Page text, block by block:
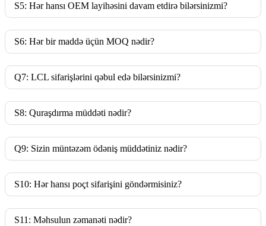
S5: Hər hansı OEM layihəsini davam etdirə bilərsinizmi?
S6: Hər bir maddə üçün MOQ nədir?
Q7: LCL sifarişlərini qəbul edə bilərsinizmi?
S8: Quraşdırma müddəti nədir?
Q9: Sizin müntəzəm ödəniş müddətiniz nədir?
S10: Hər hansı poçt sifarişini göndərmisiniz?
S11: Məhsulun zəmanəti nədir?